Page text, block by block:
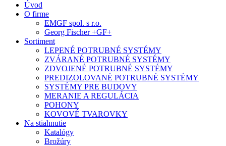
Úvod
O firme
EMGF spol. s r.o.
Georg Fischer +GF+
Sortiment
LEPENÉ POTRUBNÉ SYSTÉMY
ZVÁRANÉ POTRUBNÉ SYSTÉMY
ZDVOJENÉ POTRUBNÉ SYSTÉMY
PREDIZOLOVANÉ POTRUBNÉ SYSTÉMY
SYSTÉMY PRE BUDOVY
MERANIE A REGULÁCIA
POHONY
KOVOVÉ TVAROVKY
Na stiahnutie
Katalógy
Brožúry